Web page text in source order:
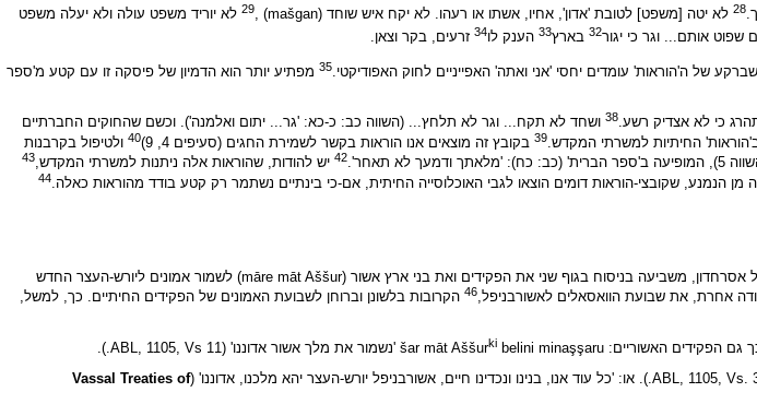
28 לא יטה [משפט] לטובת 'אדון', אחיו, אשתו או רעהו. לא יקח איש שוחד (mašgan) ,
29 לא יוריד משפט עולה ולא יעלה משפט
אותם... וגר כי יגור32 בארץ33 הענק לו34 זרעים, בקר וצאן.
35 מפתיע יותר הוא הדמיון של פיסקה זו עם קטע מ'ספר
כי לא אצדיק רשע.38 ושחד לא תקח... וגר לא תלחץ... (השווה כב: כ-כא: 'גר... יתום ואלמנה'). וכשם שהחוקים החברתיים
39 בקובץ זה מוצאים אנו הוראות בקשר לשמירת החגים (סעיפים 4, 9) 40 ולטיפול בקרבנות
42 יש להודות, שהוראות אלה ניתנות למשרתי המקדש,43
הנמנע, שקובצי-הוראות דומים הוצאו לגבי האוכלוסייה החיתית, אם-כי בינתיים נשתמר רק קטע בודד מהוראות כאלה.44
הוראות משפטיות הניתנות מטעם המלך ומנוסחות בגוף שני מצויות גם בספרות האשורית. כך מוצאים אנו כי זכותו, אמו של אסרחדון, משביעה בניסוח בגוף שני את הפקידים ואת בני ארץ אשור (māre māt Aššur) לשמור אמונים ליורש-העצר החדש
אחרת, את שבועת הוואסאלים לאשורבניפל,46 הקרובות בלשונן וברוחן לשבועת האמונים של הפקידים החיתיים. כך, למשל,
ki belini minaşşaru 'נשמור את מלך אשור אדוננו' (11 ABL, 1105, Vs.).
Vassal Treaties of